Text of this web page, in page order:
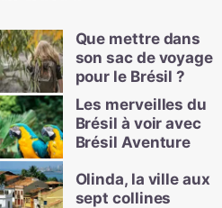
Que mettre dans
son sac de voyage
pour le Brésil ?
Les merveilles du
Brésil à voir avec
Brésil Aventure
Olinda, la ville aux
sept collines